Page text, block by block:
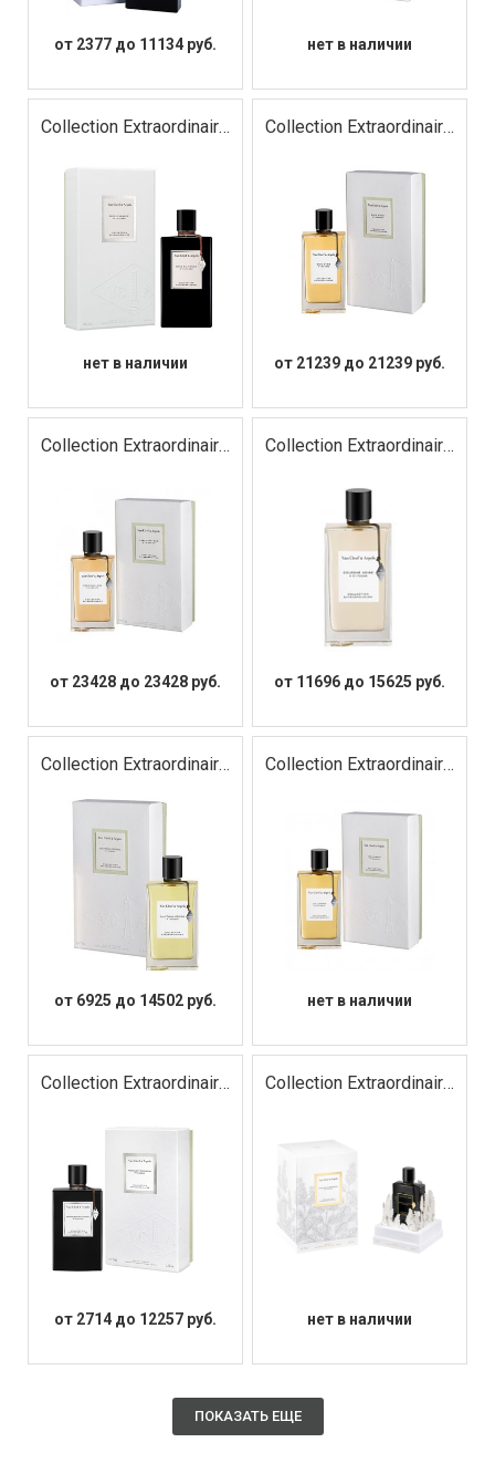
от 2377 до 11134 руб. нет в наличии
Collection Extraordinaire
нет в наличии
Collection Extraordinaire
от 21239 до 21239 руб.
Collection Extraordinaire
от 23428 до 23428 руб.
Collection Extraordinaire
от 11696 до 15625 руб.
Collection Extraordinaire
от 6925 до 14502 руб.
Collection Extraordinaire
нет в наличии
Collection Extraordinaire
от 2714 до 12257 руб.
Collection Extraordinaire
нет в наличии
ПОКАЗАТЬ ЕЩЕ